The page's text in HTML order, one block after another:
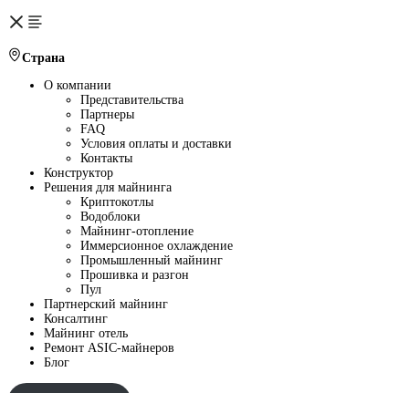
Страна
О компании
Представительства
Партнеры
FAQ
Условия оплаты и доставки
Контакты
Конструктор
Решения для майнинга
Криптокотлы
Водоблоки
Майнинг-отопление
Иммерсионное охлаждение
Промышленный майнинг
Прошивка и разгон
Пул
Партнерский майнинг
Консалтинг
Майнинг отель
Ремонт ASIC-майнеров
Блог